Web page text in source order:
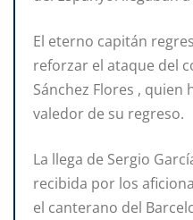
El eterno capitán
reforzar el ataque del
Sánchez Flores ,
valedor de su regreso.
La llega de Sergio
recibida por los
el canterano del